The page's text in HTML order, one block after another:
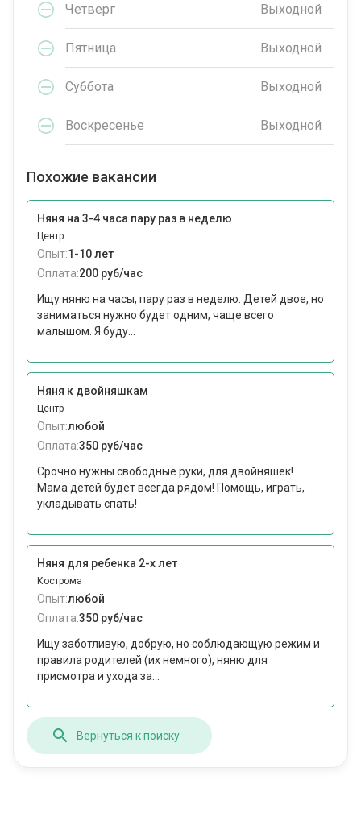
Четверг Выходной
Пятница Выходной
Суббота Выходной
Воскресенье Выходной
Похожие вакансии
Няня на 3-4 часа пару раз в неделю
Центр
Опыт:1-10 лет
Оплата:200 руб/час
Ищу няню на часы, пару раз в неделю. Детей двое, но
заниматься нужно будет одним, чаще всего
малышом. Я буду...
Няня к двойняшкам
Центр
Опыт:любой
Оплата:350 руб/час
Срочно нужны свободные руки, для двойняшек!
Мама детей будет всегда рядом! Помощь, играть,
укладывать спать!
Няня для ребенка 2-х лет
Кострома
Опыт:любой
Оплата:350 руб/час
Ищу заботливую, добрую, но соблюдающую режим и
правила родителей (их немного), няню для
присмотра и ухода за...
Вернуться к поиску